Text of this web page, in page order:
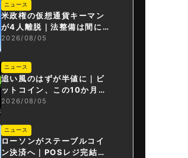
ニュース
米政権の仮想通貨キーマン
が4人離脱｜法整備は間に合
うか
2026/08/05
ニュース
追い風のはずが半値に｜ビ
ットコイン、この10か月で
何が起きたか
2026/08/05
ニュース
ローソンがステーブルコイ
ン決済へ｜POSレジ完結は